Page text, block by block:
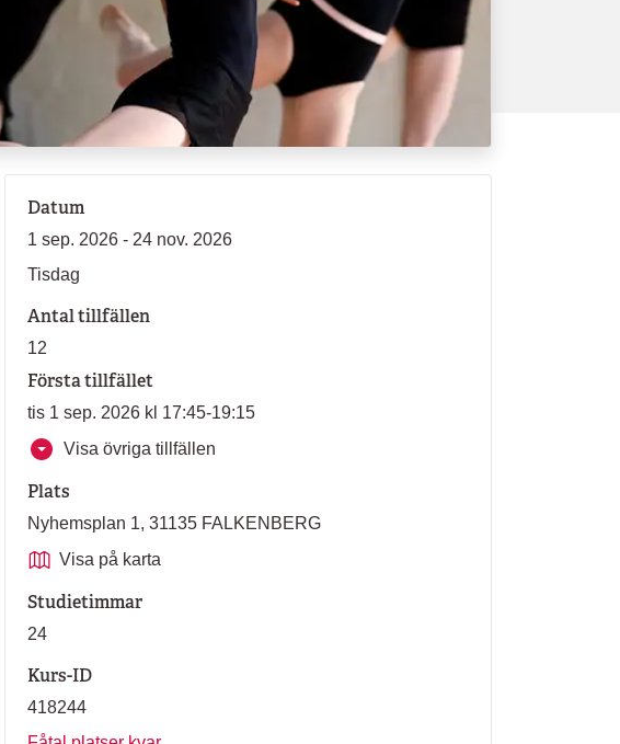
Datum
1 sep. 2026 - 24 nov. 2026
Tisdag
Antal tillfällen
12
Första tillfället
tis 1 sep. 2026 kl 17:45-19:15
Visa övriga tillfällen
Plats
Nyhemsplan 1, 31135 FALKENBERG
Visa på karta
Studietimmar
24
Kurs-ID
418244